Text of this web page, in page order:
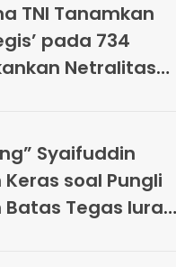
TNI Tanamkan
pada 734
Netralitas
Syaifuddin
soal Pungli
Tegas Iuran